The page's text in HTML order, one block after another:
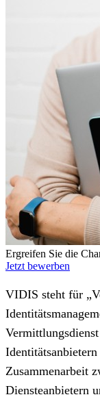
Ergreifen Sie die
Jetzt bewerben
VIDIS steht für
Zusammenarbeit
Diensteanbietern